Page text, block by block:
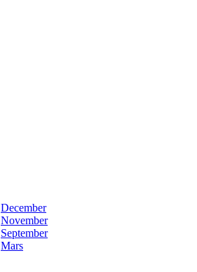
December
November
September
Mars